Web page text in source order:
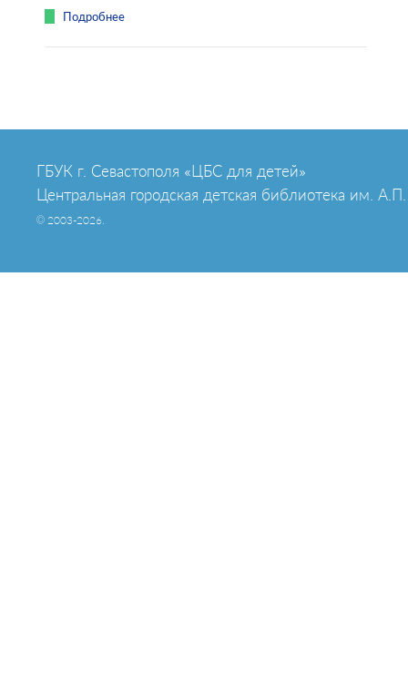
Подробнее
ГБУК г. Севастополя «ЦБС для детей»
Центральная городская детская библиотека им. А.П.
© 2003-2026.